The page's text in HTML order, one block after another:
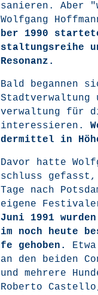
sanie­ren. Aber
Wolf­gang
ber 1990
stal­tungs­rei­he
Resonanz.
Bald began­nen
Stadt­ver­wal­tung
ver­wal­tung für
inter­es­sie­ren.
der­mit­tel in
Davor hat­te
schluss gefasst,
Tage nach
eige­ne
Juni 1991
im noch heu­te
fe geho­ben.
an den bei­den
und meh­re­re
Rober­to